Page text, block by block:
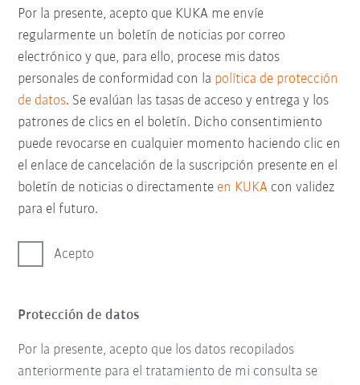
Por la presente, acepto que KUKA me envíe
regularmente un boletín de noticias por correo
electrónico y que, para ello, procese mis datos
personales de conformidad con la política de protección
de datos. Se evalúan las tasas de acceso y entrega y los
patrones de clics en el boletín. Dicho consentimiento
puede revocarse en cualquier momento haciendo clic en
el enlace de cancelación de la suscripción presente en el
boletín de noticias o directamente en KUKA con validez
para el futuro.
Acepto
Protección de datos
Por la presente, acepto que los datos recopilados
anteriormente para el tratamiento de mi consulta se